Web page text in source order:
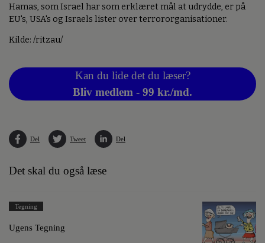
Hamas, som Israel har som erklæret mål at udrydde, er på
EU's, USA's og Israels lister over terrororganisationer.
Kilde: /ritzau/
Kan du lide det du læser?
Bliv medlem - 99 kr./md.
Del Tweet Del
Det skal du også læse
Tegning
Ugens Tegning